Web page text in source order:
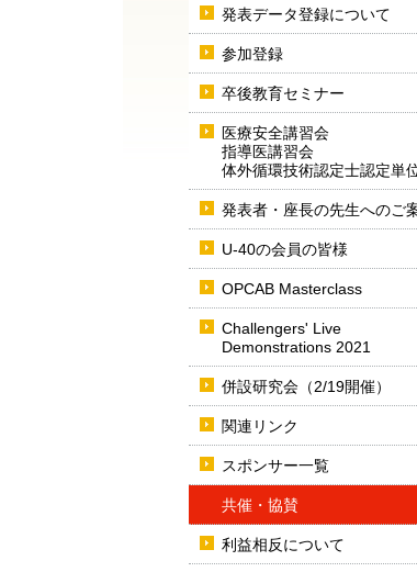
発表データ登録について
参加登録
卒後教育セミナー
医療安全講習会
指導医講習会
体外循環技術認定士認定単
発表者・座長の先生へのご
U-40の会員の皆様
OPCAB Masterclass
Challengers' Live
Demonstrations 2021
併設研究会（2/19開催）
関連リンク
スポンサー一覧
共催・協賛
利益相反について